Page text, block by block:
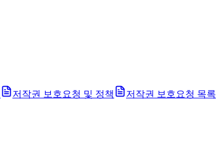
저작권 보호요청 및 정책 저작권 보호요청 목록